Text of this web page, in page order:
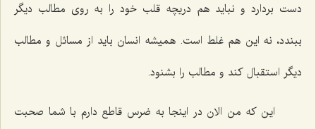
دست بردارد و نباید هم دریچه قلب خود را به روی مطالب دیگر
ببندد، نه این هم غلط است. همیشه انسان باید از مسائل و مطالب
دیگر استقبال کند و مطالب را بشنود.
این که من الان در اینجا به ضرس قاطع دارم با شما صحبت